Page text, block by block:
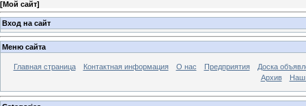
[Мой сайт]
Вход на сайт
Меню сайта
Главная страница Контактная информация О нас Предприятия
Доска
Архив